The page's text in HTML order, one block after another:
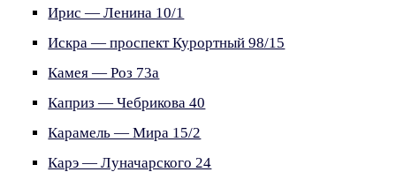
Ирис — Ленина 10/1
Искра — проспект Курортный 98/15
Камея — Роз 73а
Каприз — Чебрикова 40
Карамель — Мира 15/2
Карэ — Луначарского 24